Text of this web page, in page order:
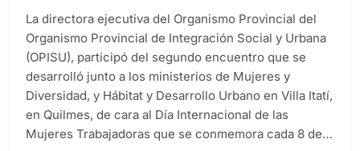
La directora ejecutiva del Organismo Provincial del
Organismo Provincial de Integración Social y Urbana
(OPISU), participó del segundo encuentro que se
desarrolló junto a los ministerios de Mujeres y
Diversidad, y Hábitat y Desarrollo Urbano en Villa Itatí,
en Quilmes, de cara al Día Internacional de las
Mujeres Trabajadoras que se conmemora cada 8 de…